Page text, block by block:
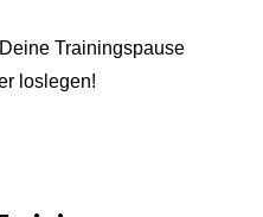
Trainingspause
loslegen!